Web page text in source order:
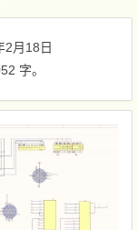
2月18日
字。